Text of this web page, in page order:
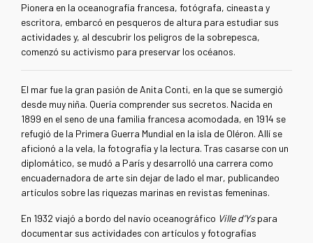
Pionera en la oceanografía francesa, fotógrafa, cineasta y
escritora, embarcó en pesqueros de altura para estudiar sus
actividades y, al descubrir los peligros de la sobrepesca,
comenzó su activismo para preservar los océanos.
El mar fue la gran pasión de Anita Conti, en la que se sumergió
desde muy niña. Quería comprender sus secretos. Nacida en
1899 en el seno de una familia francesa acomodada, en 1914 se
refugió de la Primera Guerra Mundial en la isla de Oléron. Allí se
aficionó a la vela, la fotografía y la lectura. Tras casarse con un
diplomático, se mudó a París y desarrolló una carrera como
encuadernadora de arte sin dejar de lado el mar, publicandeo
artículos sobre las riquezas marinas en revistas femeninas.
En 1932 viajó a bordo del navío oceanográfico Ville d'Yspara
documentar sus actividades con artículos y fotografías